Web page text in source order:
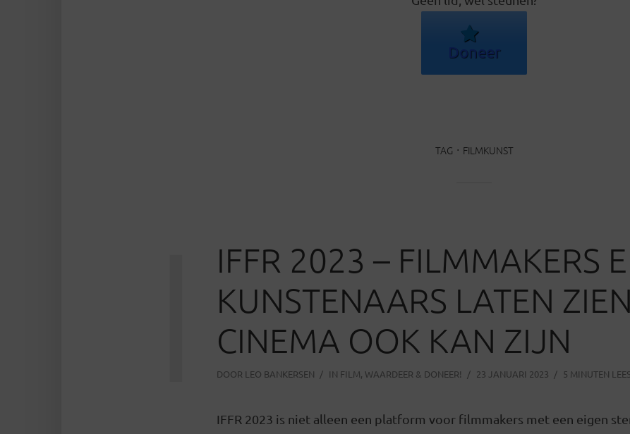
Doneer
TAG FILMKUNST
IFFR 2023 – FILMMAKERS
KUNSTENAARS LATEN
CINEMA OOK KAN ZIJN
DOOR LEO BANKERSEN IN FILM, WAARDEER & DONEER! 23 JANUARI 2023 5 MINUTEN
IFFR 2023 is niet alleen een platform voor filmmakers met een eigen